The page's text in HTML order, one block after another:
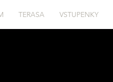
TERASA VSTUPENKY